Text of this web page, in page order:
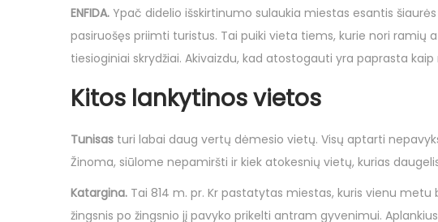
ENFIDA. Ypač didelio išskirtinumo sulaukia miestas esantis
pasiruošęs priimti turistus. Tai puiki vieta tiems, kurie nori ramių
tiesioginiai skrydžiai. Akivaizdu, kad atostogauti yra paprasta kaip
Kitos lankytinos vietos
Tunisas turi labai daug vertų dėmesio vietų. Visų aptarti
Žinoma, siūlome nepamiršti ir kiek atokesnių vietų, kurias
Katargina. Tai 814 m. pr. Kr pastatytas miestas, kuris vienu
žingsnis po žingsnio jį pavyko prikelti antram gyvenimui.